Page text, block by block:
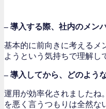
– 導入する際、社内のメン
基本的に前向きに考えるメ
ようという気持ちで理解し
– 導入してから、どのよう
運用が効率化されましたね
を悪く言うつもりは全然な